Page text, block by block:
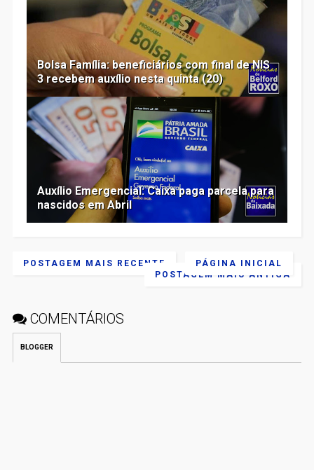
Bolsa Família: beneficiários com final de NIS
3 recebem auxílio nesta quinta (20)
Auxílio Emergencial: Caixa paga parcela para
nascidos em Abril
POSTAGEM MAIS RECENTE
POSTAGEM MAIS ANTIGA
PÁGINA INICIAL
COMENTÁRIOS
BLOGGER